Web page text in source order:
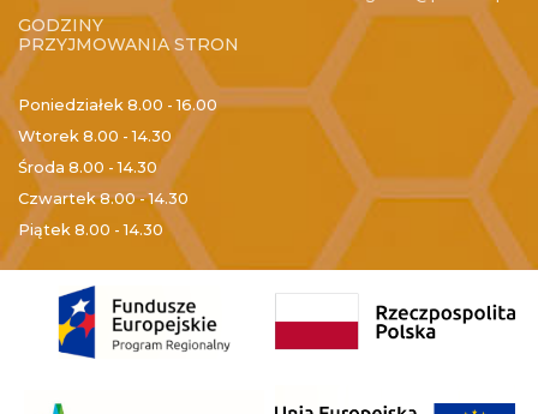
GODZINY
PRZYJMOWANIA STRON
Poniedziałek 8.00 - 16.00
Wtorek 8.00 - 14.30
Środa 8.00 - 14.30
Czwartek8.00 - 14.30
Piątek 8.00 - 14.30